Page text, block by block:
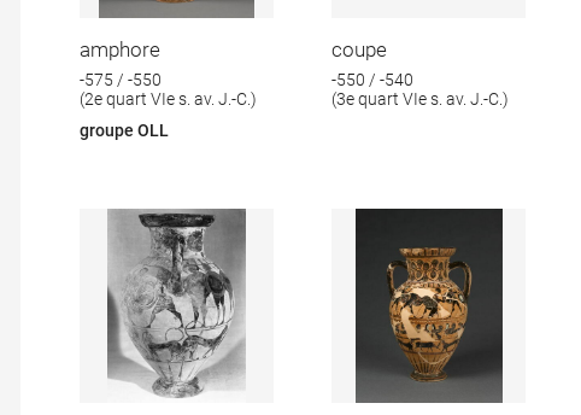
amphore
-575 / -550
(2e quart VIe s. av. J.-C.)
groupe OLL
coupe
-550 / -540
(3e quart VIe s. av. J.-C.)